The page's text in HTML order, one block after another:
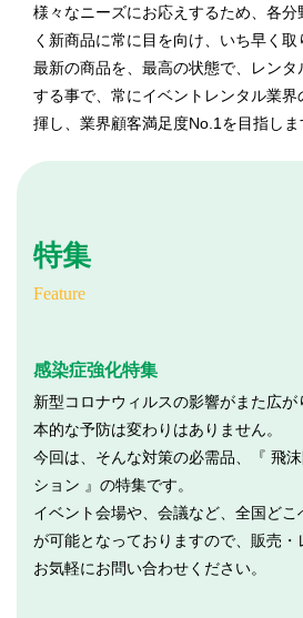
様々なニーズにお応えするため、各
く新商品に常に目を向け、いち早く取
最新の商品を、最高の状態で、レン
する事で、常にイベントレンタル業
揮し、業界顧客満足度No.1を目指しま
特集
Feature
感染症強化特集
新型コロナウィルスの影響がまた広
本的な予防は変わりはありません。
今回は、そんな対策の必需品、『 飛
ション 』の特集です。
イベント会場や、会議など、全国ど
が可能となっておりますので、販売・
お気軽にお問い合わせください。